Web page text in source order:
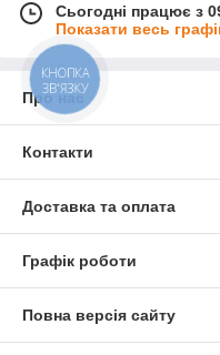
Сьогодні працює з
Показати весь
Про нас
Контакти
Доставка та оплата
Графік роботи
Повна версія сайту
КНОПКА
ЗВ'ЯЗКУ